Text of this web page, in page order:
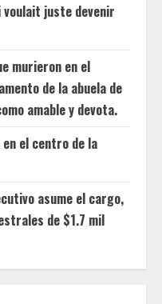
juste devenir
murieron en el
de la abuela de
amable y devota.
el centro de la
asume el cargo,
de $1.7 mil